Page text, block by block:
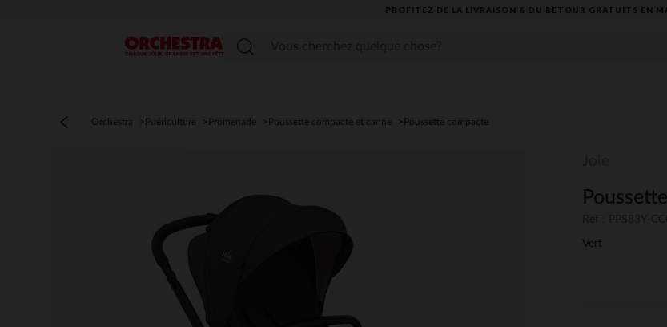
PROFITEZ DE LA LIVRAISON & DU RETOUR GRATUITS EN
Menu
Orchestra Puériculture Promenade Poussette compacte et canne Poussette compacte
Vert